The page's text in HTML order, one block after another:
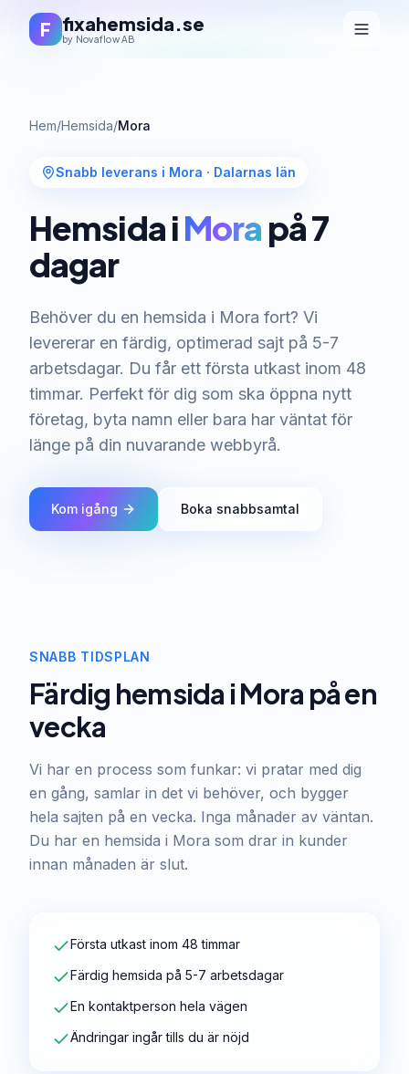
F fixahemsida.se
by Novaflow AB
Hem/Hemsida/Mora
Snabb leverans i Mora · Dalarnas län
Hemsida iMora på 7
dagar
Behöver du en hemsida i Mora fort? Vi
levererar en färdig, optimerad sajt på 5-7
arbetsdagar. Du får ett första utkast inom 48
timmar. Perfekt för dig som ska öppna nytt
företag, byta namn eller bara har väntat för
länge på din nuvarande webbyrå.
Kom igång Boka snabbsamtal
SNABB TIDSPLAN
Färdig hemsida i Mora på en
vecka
Vi har en process som funkar: vi pratar med dig
en gång, samlar in det vi behöver, och bygger
hela sajten på en vecka. Inga månader av väntan.
Du har en hemsida i Mora som drar in kunder
innan månaden är slut.
Första utkast inom 48 timmar
Färdig hemsida på 5-7 arbetsdagar
En kontaktperson hela vägen
Ändringar ingår tills du är nöjd